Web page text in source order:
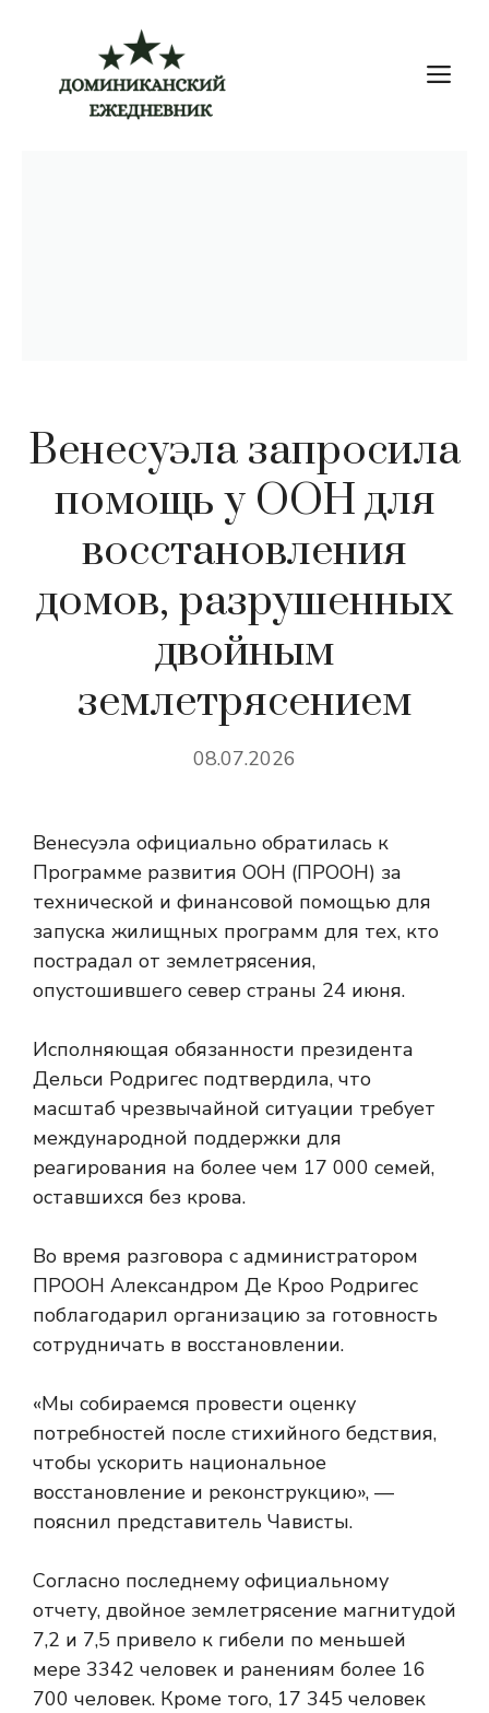
содержимому
Венесуэла запросила
помощь у ООН для
восстановления
домов, разрушенных
двойным
землетрясением
08.07.2026
Венесуэла официально обратилась к
Программе развития ООН (ПРООН) за
технической и финансовой помощью для
запуска жилищных программ для тех, кто
пострадал от землетрясения,
опустошившего север страны 24 июня.
Исполняющая обязанности президента
Дельси Родригес подтвердила, что
масштаб чрезвычайной ситуации требует
международной поддержки для
реагирования на более чем 17 000 семей,
оставшихся без крова.
Во время разговора с администратором
ПРООН Александром Де Кроо Родригес
поблагодарил организацию за готовность
сотрудничать в восстановлении.
«Мы собираемся провести оценку
потребностей после стихийного бедствия,
чтобы ускорить национальное
восстановление и реконструкцию», —
пояснил представитель Чависты.
Согласно последнему официальному
отчету, двойное землетрясение магнитудой
7,2 и 7,5 привело к гибели по меньшей
мере 3342 человек и ранениям более 16
700 человек. Кроме того, 17 345 человек